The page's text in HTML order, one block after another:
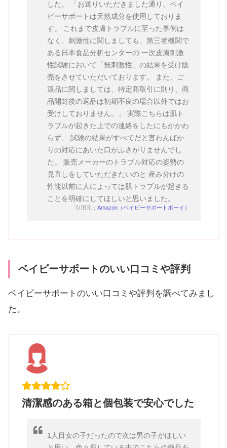
した。 「お送りいただきました通り、ベイ
ビーサポートは天然成分を使用しておりま
す。 これまで皮膚トラブルに至った事例は
なく、刺激性に関しましても、第三者機関で
ある日本食品分析センターの 一次皮膚刺激
性試験において「無刺激性」の結果を受け販
売をさせていただいております。 また、ご
返品に関しましては、特定商取引に則り、商
品開封後の返品は初期不良の場合以外ではお
受けしておりません。」 実際こちらは肌ト
ラブルが起きた上での連絡をしたにもかかわ
らず、 試験の結果がすべてだと言わんばか
りの対応にあいた口がふさがりませんでし
た。 販売メーカーのトラブル対応の姿勢の
見直しをしていただきたいのと 産み分けの
性能以前に人によっては肌トラブルが起きる
ことを明確にしてほしいと思いました。
引用元；Amazon（ベイビーサポートボーイ）
ベイビーサポートのいい口コミや評判
ベイビーサポートのいい口コミや評判を調べてみまし
た。
清潔感のある箱と個包装で安心でした
1人目女の子だったので次は男の子がほしい